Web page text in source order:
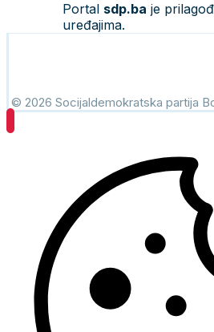
Portal sdp.ba je
uređajima.
© 2026 Socijaldemokratska partija